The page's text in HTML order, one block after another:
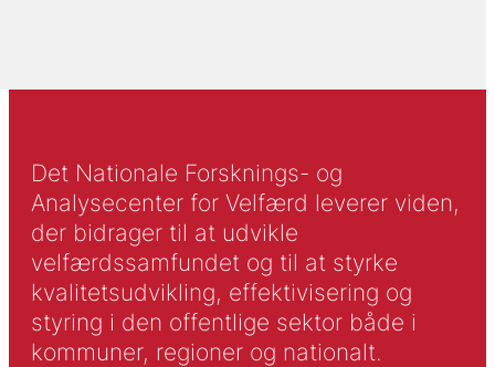
Det Nationale Forsknings- og
Analysecenter for Velfærd leverer viden,
der bidrager til at udvikle
velfærdssamfundet og til at styrke
kvalitetsudvikling, effektivisering og
styring i den offentlige sektor både i
kommuner, regioner og nationalt.